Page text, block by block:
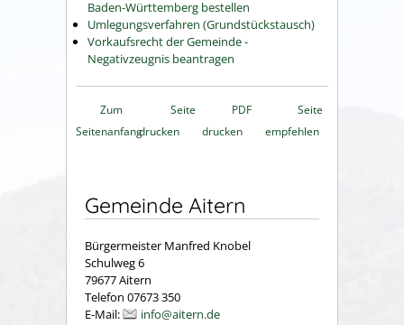
Baden-Württemberg bestellen
Umlegungsverfahren (Grundstückstausch)
Vorkaufsrecht der Gemeinde -
Negativzeugnis beantragen
Zum
Seitenanfang
Seite
drucken
PDF
drucken
Seite
empfehlen
Gemeinde Aitern
Bürgermeister Manfred Knobel
Schulweg 6
79677 Aitern
Telefon 07673 350
E-Mail:
info@aitern.de